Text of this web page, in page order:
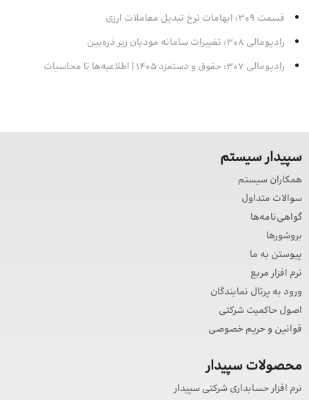
قسمت 309: ابهامات نرخ تبدیل معاملات ارزی
رادیومالی 308: تغییرات سامانه مودیان زیر ذره‌بین
رادیومالی 307: حقوق و دستمزد 1405 | اطلاعیه‌ها تا محاسبات
سپیدار سیستم
همکاران سیستم
سوالات متداول
گواهی‌نامه‌ها
بروشورها
پیوستن به ما
نرم افزار مربع
ورود به پرتال نمایندگان
اصول حاکمیت شرکتی
قوانین و حریم خصوصی
محصولات سپیدار
نرم افزار حسابداری شرکتی سپیدار